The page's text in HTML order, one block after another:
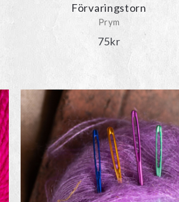
Förvaringstorn
Prym
75kr